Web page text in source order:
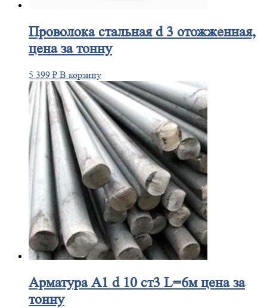
Проволокастальная d 3 отожженная,
цена за тонну
5 399 ₽ В корзину
АрматураА1 d 10 ст3 L=6м цена за
тонну